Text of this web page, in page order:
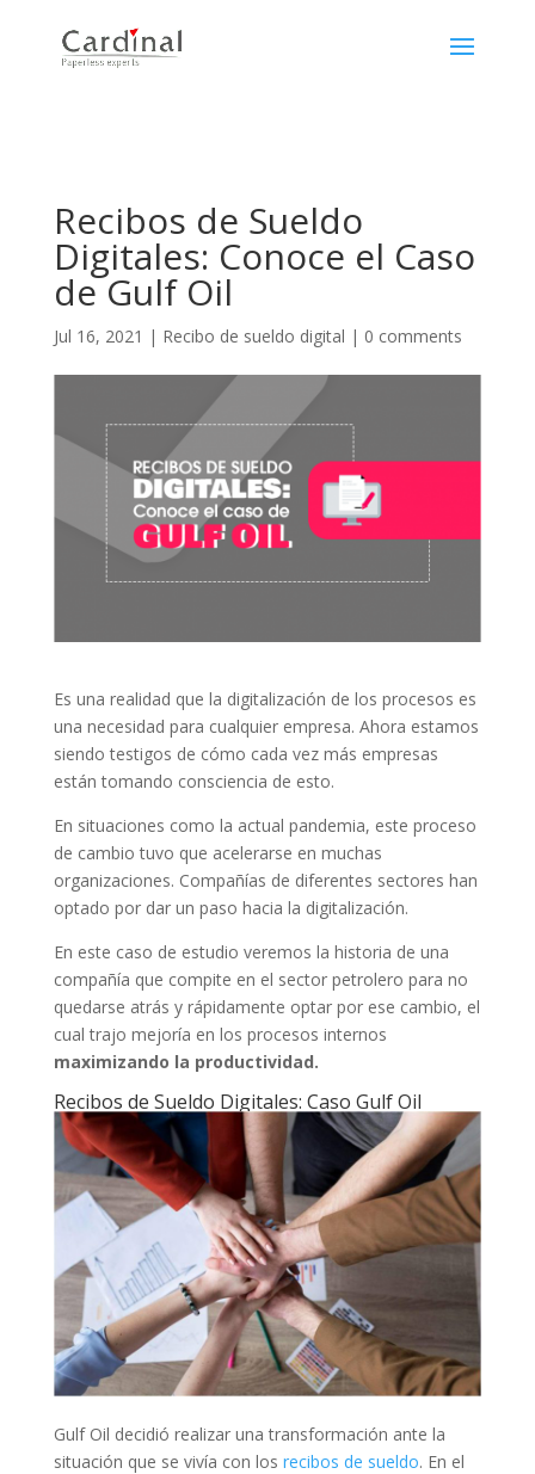
Recibos de Sueldo
Digitales: Conoce el Caso
de Gulf Oil
Jul 16, 2021 | Recibo de sueldo digital | 0 comments
Es una realidad que la digitalización de los procesos es
una necesidad para cualquier empresa. Ahora estamos
siendo testigos de cómo cada vez más empresas
están tomando consciencia de esto.
En situaciones como la actual pandemia, este proceso
de cambio tuvo que acelerarse en muchas
organizaciones. Compañías de diferentes sectores han
optado por dar un paso hacia la digitalización.
En este caso de estudio veremos la historia de una
compañía que compite en el sector petrolero para no
quedarse atrás y rápidamente optar por ese cambio, el
cual trajo mejoría en los procesos internos
maximizando la productividad.
Recibos de Sueldo Digitales: Caso Gulf Oil
Gulf Oil decidió realizar una transformación ante la
situación que se vivía con los recibos de sueldo. En el